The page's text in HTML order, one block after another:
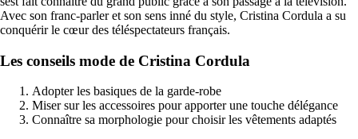
Avec son franc-parler et son sens inné du style, Cristina Cordula a su
conquérir le cœur des téléspectateurs français.
Les conseils mode de Cristina Cordula
Adopter les basiques de la garde-robe
Miser sur les accessoires pour apporter une touche délégance
Connaître sa morphologie pour choisir les vêtements adaptés